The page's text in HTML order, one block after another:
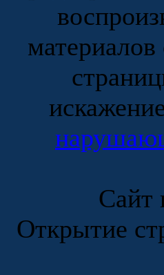
Сайт
Открытие